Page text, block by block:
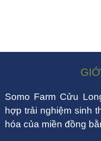
Somo Farm Cửu
hợp trải nghiệm sinh
hóa của miền đồng